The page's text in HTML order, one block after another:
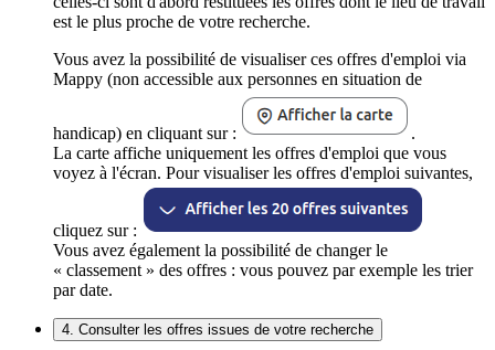
est le plus proche de votre recherche.
Vous avez la possibilité de visualiser ces offres d'emploi via
Mappy (non accessible aux personnes en situation de
handicap) en cliquant sur :
.
La carte affiche uniquement les offres d'emploi que vous
voyez à l'écran. Pour visualiser les offres d'emploi suivantes,
cliquez sur :
Vous avez également la possibilité de changer le
« classement » des offres : vous pouvez par exemple les trier
par date.
4. Consulter les offres issues de votre recherche